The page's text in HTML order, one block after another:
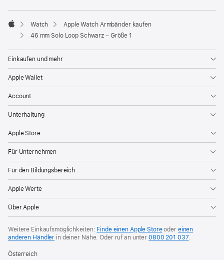
neues
Apple
Watch
Apple Watch Armbänder kaufen
46 mm Solo Loop Schwarz – Größe 1
Einkaufen und mehr
Apple Wallet
Account
Unterhaltung
Apple Store
Für Unternehmen
Für den Bildungsbereich
Apple Werte
Über Apple
Weitere Einkaufsmöglichkeiten: Finde einen Apple Storeoder einen
anderen Händler in deiner Nähe. Oder ruf an unter0800 201 037.
Österreich